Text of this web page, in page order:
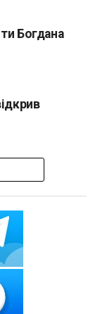
Богдана